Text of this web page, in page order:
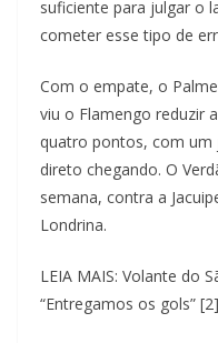
suficiente para julgar o
cometer esse tipo de
Com o empate, o
viu o Flamengo reduzir
quatro pontos, com
direto chegando. O
semana, contra a
Londrina.
LEIA MAIS: Volante do
“Entregamos os gols” [2]